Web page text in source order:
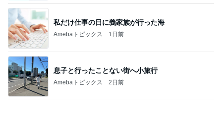
18歳息子の自炊に笑った切り方